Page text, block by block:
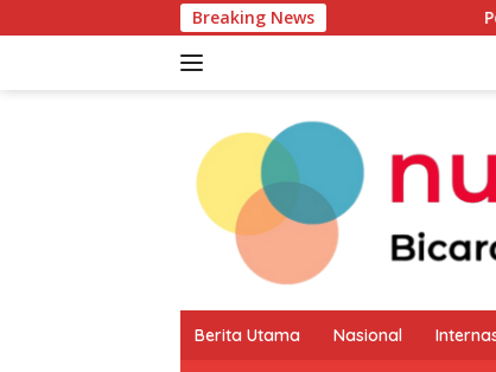
ke
Breaking News Pemkab Kaur
Berita Utama Nasional